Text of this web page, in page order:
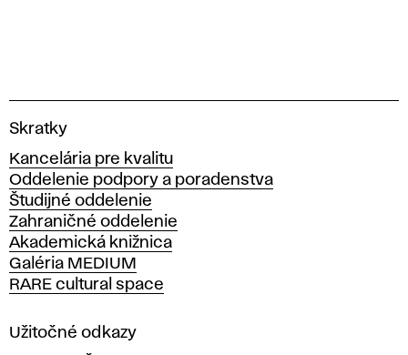
V
s
o
k
á
š
k
o
a
Skratky
Kancelária pre kvalitu
Oddelenie podpory a poradenstva
Študijné oddelenie
Zahraničné oddelenie
Akademická knižnica
Galéria MEDIUM
RARE cultural space
Užitočné odkazy